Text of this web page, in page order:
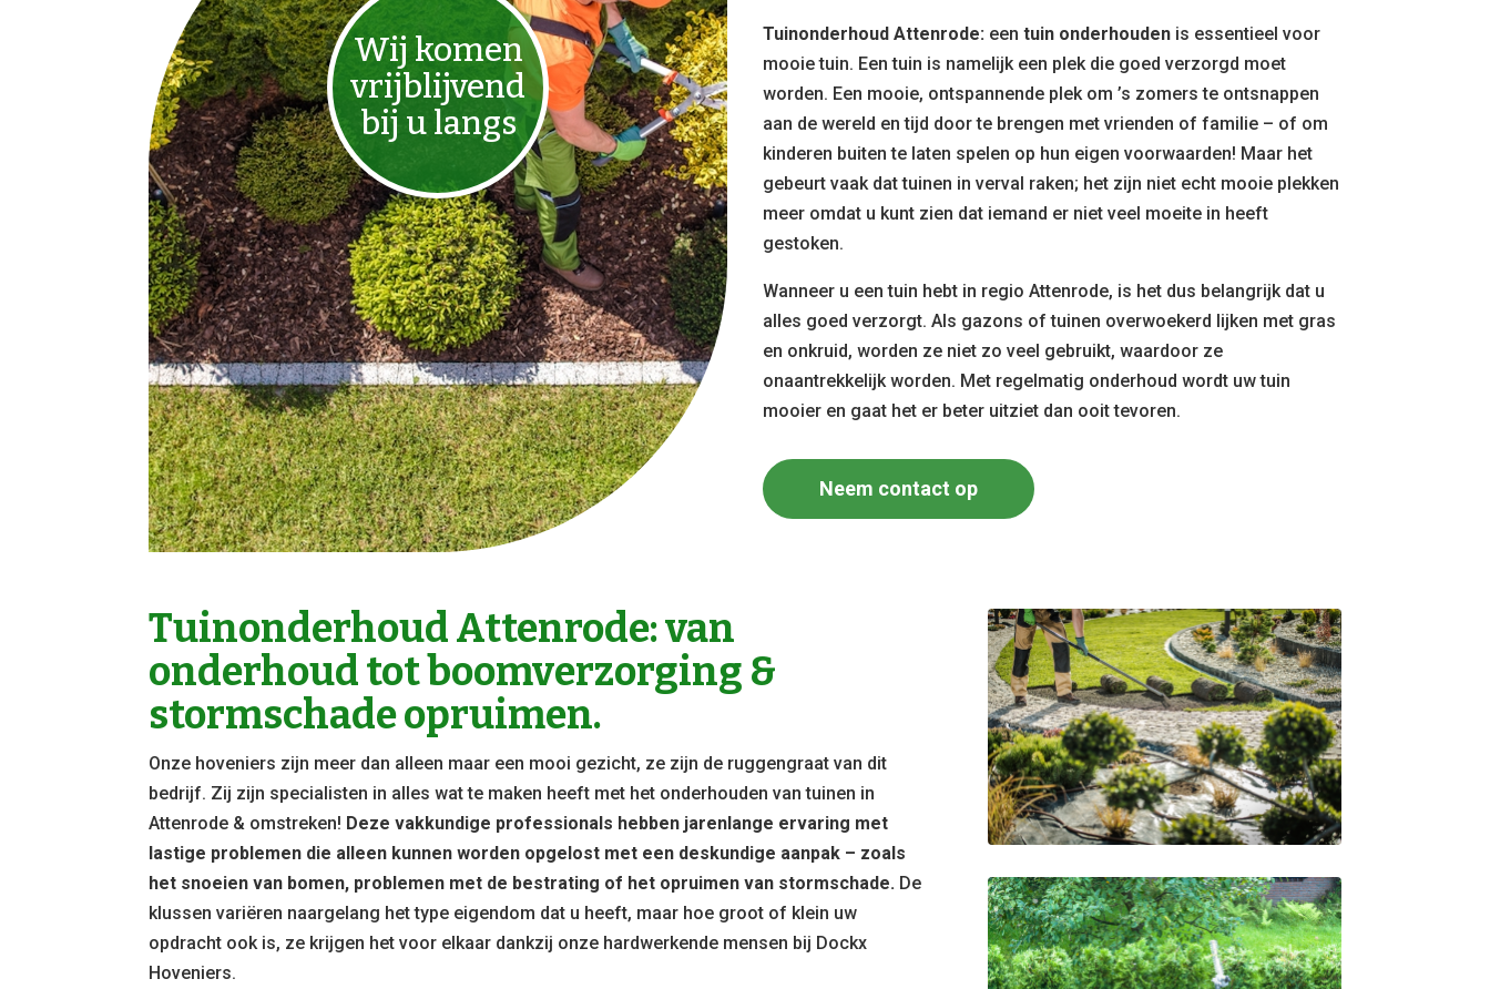
Wij komen
vrijblijvend
bij u langs
Tuinonderhoud Attenrode: eentuin onderhouden is essentieel voor
mooie tuin. Een tuin is namelijk een plek die goed verzorgd moet
worden. Een mooie, ontspannende plek om ’s zomers te ontsnappen
aan de wereld en tijd door te brengen met vrienden of familie – of om
kinderen buiten te laten spelen op hun eigen voorwaarden! Maar het
gebeurt vaak dat tuinen in verval raken; het zijn niet echt mooie plekken
meer omdat u kunt zien dat iemand er niet veel moeite in heeft
gestoken.
Wanneer u een tuin hebt in regio Attenrode, is het dus belangrijk dat u
alles goed verzorgt. Als gazons of tuinen overwoekerd lijken met gras
en onkruid, worden ze niet zo veel gebruikt, waardoor ze
onaantrekkelijk worden. Met regelmatig onderhoud wordt uw tuin
mooier en gaat het er beter uitziet dan ooit tevoren.
Neem contact op
Tuinonderhoud Attenrode: van
onderhoud tot boomverzorging &
stormschade opruimen.
Onze hoveniers zijn meer dan alleen maar een mooi gezicht, ze zijn de ruggengraat van dit
bedrijf. Zij zijn specialisten in alles wat te maken heeft met het onderhouden van tuinen in
Attenrode & omstreken! Deze vakkundige professionals hebben jarenlange ervaring met
lastige problemen die alleen kunnen worden opgelost met een deskundige aanpak – zoals
het snoeien van bomen, problemen met de bestrating of het opruimen van stormschade. De
klussen variëren naargelang het type eigendom dat u heeft, maar hoe groot of klein uw
opdracht ook is, ze krijgen het voor elkaar dankzij onze hardwerkende mensen bij Dockx
Hoveniers.